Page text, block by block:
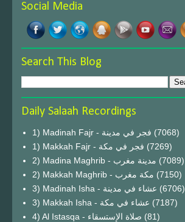
Social Media
Search This Blog
Daily Salaah Recordings
1) Madinah Fajr - فجر في مدينة (7068)
1) Makkah Fajr - فجر في مكة (7269)
2) Madina Maghrib - مدينة مغرب (7089)
2) Makkah Maghrib - مكة مغرب (7150)
3) Madinah Isha - عشاء في مدينة (6706)
3) Makkah Isha - عشاء في مكة (7187)
4) Al Istasqa - صلاة الإستسقاء (81)